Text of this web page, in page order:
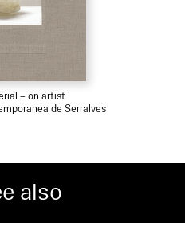
– on artist
de Serralves
also